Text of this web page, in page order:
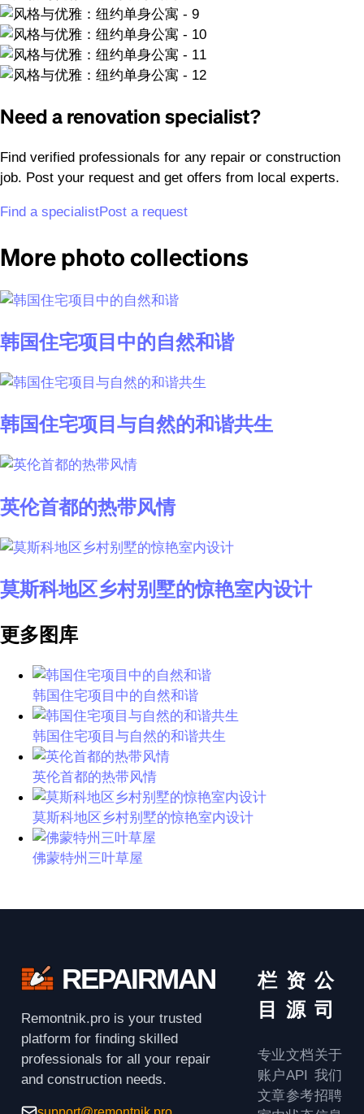
Need a renovation specialist?
Find verified professionals for any repair or construction
job. Post your request and get offers from local experts.
Find a specialistPost a request
More photo collections
韩国住宅项目中的自然和谐
韩国住宅项目与自然的和谐共生
英伦首都的热带风情
莫斯科地区乡村别墅的惊艳室内设计
更多图库
韩国住宅项目中的自然和谐
韩国住宅项目与自然的和谐共生
英伦首都的热带风情
莫斯科地区乡村别墅的惊艳室内设计
佛蒙特州三叶草屋
REPAIRMAN
Remontnik.pro is your trusted
platform for finding skilled
professionals for all your repair
and construction needs.
栏
目
专业
账户
文章
资
源
文档
API
参考
公
司
关于
我们
招聘